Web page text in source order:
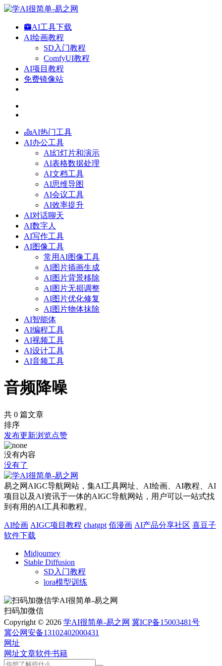
AI工具下载
AI绘画教程
SD入门教程
ComfyUI教程
AI项目教程
免费镜像站
AI热门工具
AI办公工具
AI幻灯片和演示
AI表格数据处理
AI文档工具
AI思维导图
AI会议工具
AI效率提升
AI对话聊天
AI数字人
AI写作工具
AI图像工具
常用AI图像工具
AI图片插画生成
AI图片背景移除
AI图片无损调整
AI图片优化修复
AI图片物体抹除
AI智能体
AI编程工具
AI视频工具
AI设计工具
AI音频工具
音频降噪
共 0 篇文章
排序
发布更新浏览点赞
没有内容
没有了
易之网AIGC导航网站，集AI工具网址、AI绘画、AI教程、AI
项目以及AI资讯于一体的AIGC导航网站，用户可以一站式找
到有用的AI工具和教程。
AI绘画 AIGC项目教程 chatgpt 佰漫画 AI产品分享社区 喜豆子
软件下载
Midjourney
Stable Diffusion
SD入门教程
lora模型训练
扫码加微信
Copyright © 2026 学AI很简单-易之网 冀ICP备15003481号
冀公网安备13102402000431
网址
网址文章软件书籍